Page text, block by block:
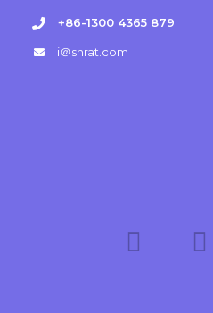
+86-1300 4365 879
i＠snrat.com